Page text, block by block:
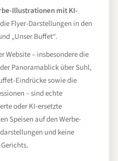
Illustrationen mit KI-
die Flyer-Darstellungen in den
„Unser Buffet“.
Website – insbesondere die
Panoramablick über Suhl,
Eindrücke sowie die
– sind echte
oder KI-ersetzte
Speisen auf den Werbe-
und keine